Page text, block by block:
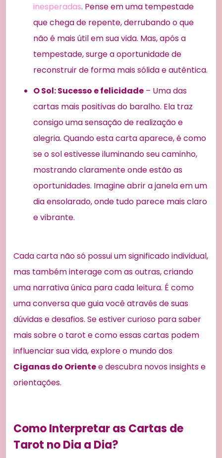
inesperadas. Pense em uma tempestade
que chega de repente, derrubando o que
não é mais útil em sua vida. Mas, após a
tempestade, surge a oportunidade de
reconstruir de forma mais sólida e autêntica.
O Sol: Sucesso e felicidade – Uma das
cartas mais positivas do baralho. Ela traz
consigo uma sensação de realização e
alegria. Quando esta carta aparece, é como
se o sol estivesse iluminando seu caminho,
mostrando claramente onde estão as
oportunidades. Imagine abrir a janela em um
dia ensolarado, onde tudo parece mais claro
e vibrante.
Cada carta não só possui um significado individual,
mas também interage com as outras, criando
uma narrativa única para cada leitura. É como
uma conversa que guia você através de suas
dúvidas e desafios. Se estiver curioso para saber
mais sobre o tarot e como essas cartas podem
influenciar sua vida, explore o mundo dos
Ciganas do Orientee descubra novos insights e
orientações.
Como Interpretar as Cartas de
Tarot no Dia a Dia?